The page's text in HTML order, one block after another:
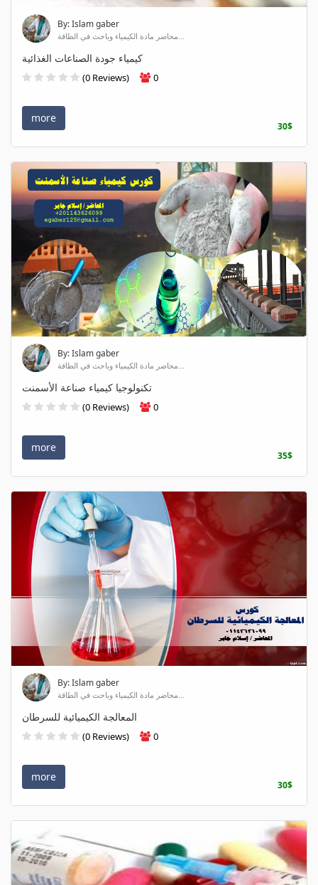
By: Islam gaber
محاضر مادة الكيمياء وباحث في الطاقة...
كيمياء جودة الصناعات الغذائية
(0 Reviews) 0
more
30$
By: Islam gaber
محاضر مادة الكيمياء وباحث في الطاقة...
تكنولوجيا كيمياء صناعة الأسمنت
(0 Reviews) 0
more
35$
By: Islam gaber
محاضر مادة الكيمياء وباحث في الطاقة...
المعالجة الكيميائية للسرطان
(0 Reviews) 0
more
30$